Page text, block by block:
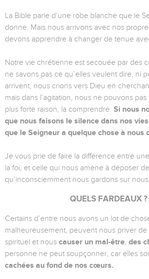
La Bible parle d’une robe blanche que le
donne. Mais nous arrivons avec nos
devons apprendre à changer de tenue
Notre vie chrétienne est secouée par des
ne savons pas ce qu’elles veulent dire, ni
arrivent, nous crions vers Dieu en
mais dans l’agitation, nous ne pouvons pas
plus forte raison, la comprendre. Si nous
que nous faisons le silence dans nos
que le Seigneur a quelque chose à nous
Je vous prie de faire la différence entre
la foi, et celle qui nous amène à déposer
qu’inconsciemment nous gardons sur
QUELS FARDEAUX ?
Certains d’entre nous avons un lot de
malheureusement, peuvent nous priver de
spirituel et nous causer un mal-être, des
personne ne peut soupçonner, car elles
cachées au fond de nos cœurs.